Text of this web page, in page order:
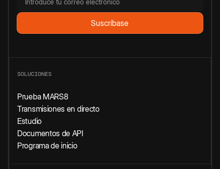
SOLUCIONES
Prueba MARS8
Transmisiones en directo
Estudio
Documentos de API
Programa de inicio